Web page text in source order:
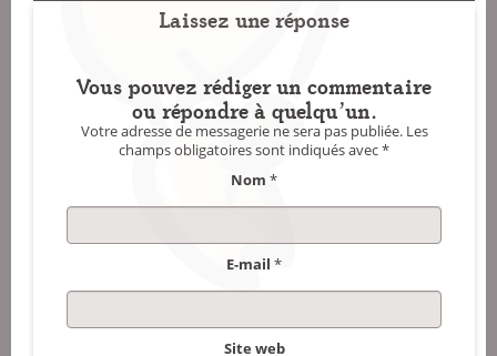
Laissez une réponse
Vous pouvez rédiger un commentaire
ou répondre à quelqu'un.
Votre adresse de messagerie ne sera pas publiée.Les
champs obligatoires sont indiqués avec*
Nom *
E-mail *
Site web